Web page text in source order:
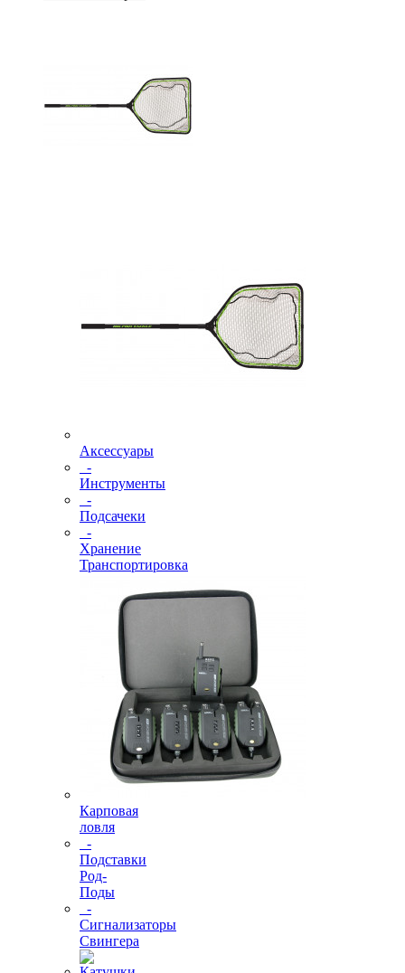
Аксессуары
-
Инструменты
-
Подсачеки
-
Хранение
Транспортировка
Карповая
ловля
-
Подставки
Род-
Поды
-
Сигнализаторы
Свингера